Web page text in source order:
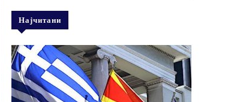
Најчитани